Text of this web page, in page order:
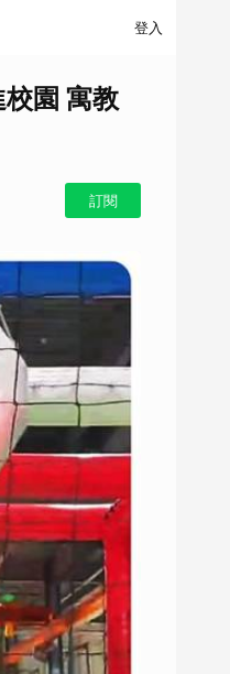
登入
園 寓教
訂閱